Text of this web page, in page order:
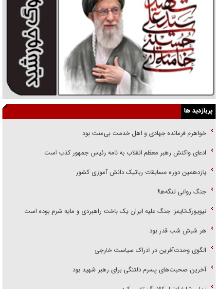
پربازدید ها
خواهرم فرمانده جهادی و اهل خدمت بی‌منت بود
ادعای واکنش رهبر معظم انقلاب به نامه رئیس جمهور کذب است
یازدهمین دوره مسابقات رباتیک دانش آموزی کشور
جنگ روانی تنگه‌ها!
نیویورک‌تایمز: جنگ علیه ایران یک باخت راهبردی و مایه شرم بوده است
هر شبش شب قدر بود
الگوی وحدت‌آفرین در ادراک سیاست خارجی
آخرین صحبت‌های پسرم دلتنگی برای رهبر شهید بود